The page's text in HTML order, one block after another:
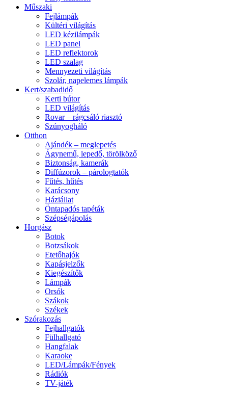
Műszaki
Fejlámpák
Kültéri világítás
LED kézilámpák
LED panel
LED reflektorok
LED szalag
Mennyezeti világítás
Szolár, napelemes lámpák
Kert/szabadidő
Kerti bútor
LED világítás
Rovar – rágcsáló riasztó
Szúnyogháló
Otthon
Ajándék – meglepetés
Ágynemű, lepedő, törölköző
Biztonság, kamerák
Diffúzorok – párologtatók
Fűtés, hűtés
Karácsony
Háziállat
Öntapadós tapéták
Szépségápolás
Horgász
Botok
Botzsákok
Etetőhajók
Kapásjelzők
Kiegészítők
Lámpák
Orsók
Szákok
Székek
Szórakozás
Fejhallgatók
Fülhallgató
Hangfalak
Karaoke
LED/Lámpák/Fények
Rádiók
TV-játék